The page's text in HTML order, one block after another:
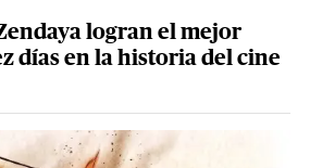
logran el mejor
días en la historia del cine